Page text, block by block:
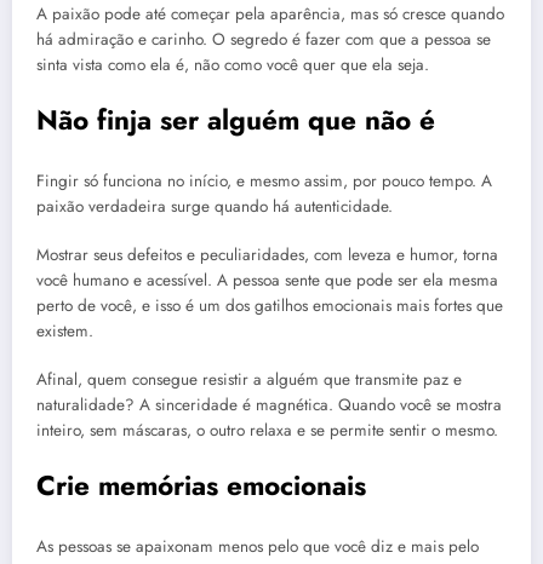
A paixão pode até começar pela aparência, mas só cresce quando
há admiração e carinho. O segredo é fazer com que a pessoa se
sinta vista como ela é, não como você quer que ela seja.
Não finja ser alguém que não é
Fingir só funciona no início, e mesmo assim, por pouco tempo. A
paixão verdadeira surge quando há autenticidade.
Mostrar seus defeitos e peculiaridades, com leveza e humor, torna
você humano e acessível. A pessoa sente que pode ser ela mesma
perto de você, e isso é um dos gatilhos emocionais mais fortes que
existem.
Afinal, quem consegue resistir a alguém que transmite paz e
naturalidade? A sinceridade é magnética. Quando você se mostra
inteiro, sem máscaras, o outro relaxa e se permite sentir o mesmo.
Crie memórias emocionais
As pessoas se apaixonam menos pelo que você diz e mais pelo